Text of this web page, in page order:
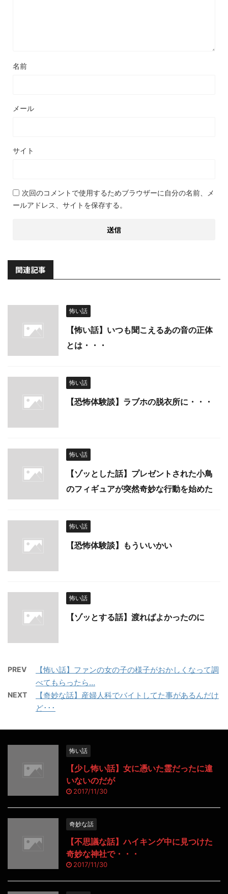
名前
メール
サイト
次回のコメントで使用するためブラウザーに自分の名前、メ
ールアドレス、サイトを保存する。
関連記事
怖い話
【怖い話】いつも聞こえるあの音の正体
とは・・・
怖い話
【恐怖体験談】ラブホの脱衣所に・・・
怖い話
【ゾッとした話】プレゼントされた小鳥
のフィギュアが突然奇妙な行動を始めた
怖い話
【恐怖体験談】もういいかい
怖い話
【ゾッとする話】渡ればよかったのに
PREV
【怖い話】ファンの女の子の様子がおかしくなって調
べてもらったら…
NEXT
【奇妙な話】産婦人科でバイトしてた事があるんだけ
ど･･･
怖い話
【少し怖い話】女に憑いた霊だったに違
いないのだが
2017/11/30
奇妙な話
【不思議な話】ハイキング中に見つけた
奇妙な神社で・・・
2017/11/30